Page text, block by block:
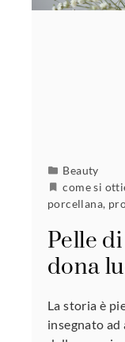
Beauty
come si
porcellana,
Pelle
dona
La storia è
insegnato